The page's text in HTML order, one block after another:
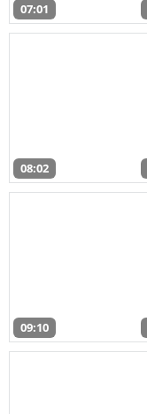
07:01
08:02
09:10